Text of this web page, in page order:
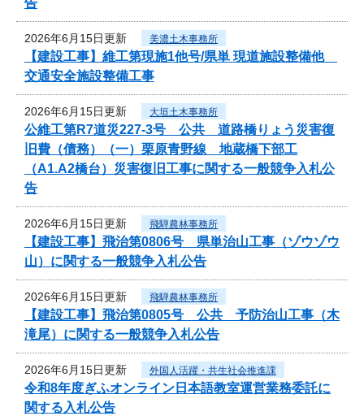
2026年6月15日更新 美濃土木事務所
【建設工事】維工第現施1他号/県単 現道施設整備他
交通安全施設整備工事
2026年6月15日更新 大垣土木事務所
公維工第R7道災227-3号 公共 道路橋りょう災害復
旧費（債務）（一）栗原青野線 地蔵橋下部工
（A1.A2橋台）災害復旧工事に関する一般競争入札公
告
2026年6月15日更新 飛騨農林事務所
【建設工事】飛治第0806号 県単治山工事（ゾウゾウ
山）に関する一般競争入札公告
2026年6月15日更新 飛騨農林事務所
【建設工事】飛治第0805号 公共 予防治山工事（木
滝尾）に関する一般競争入札公告
2026年6月15日更新 外国人活躍・共生社会推進課
令和8年度ぎふオンライン日本語教室運営業務委託に
関する入札公告